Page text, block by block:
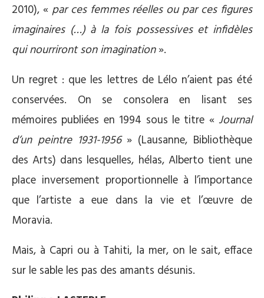
2010), « par ces femmes réelles ou par ces figures
imaginaires (…) à la fois possessives et infidèles
qui nourriront son imagination».
Un regret : que les lettres de Lélo n’aient pas été
conservées. On se consolera en lisant ses
mémoires publiées en 1994 sous le titre « Journal
d’un peintre 1931-1956» (Lausanne, Bibliothèque
des Arts) dans lesquelles, hélas, Alberto tient une
place inversement proportionnelle à l’importance
que l’artiste a eue dans la vie et l’œuvre de
Moravia.
Mais, à Capri ou à Tahiti, la mer, on le sait, efface
sur le sable les pas des amants désunis.